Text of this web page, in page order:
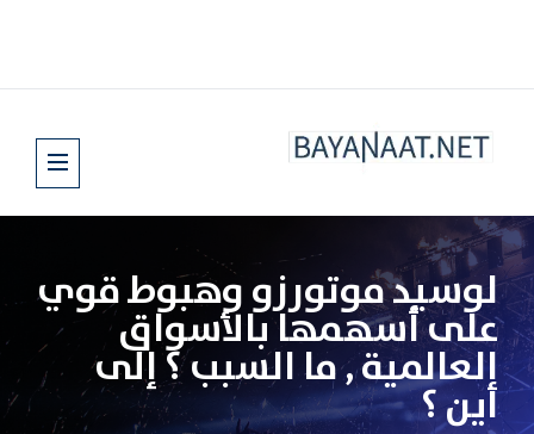
لوسيد موتورزو وهبوط قوي
على أسهمها بالأسواق
العالمية , ما السبب ؟ إلى
أين ؟